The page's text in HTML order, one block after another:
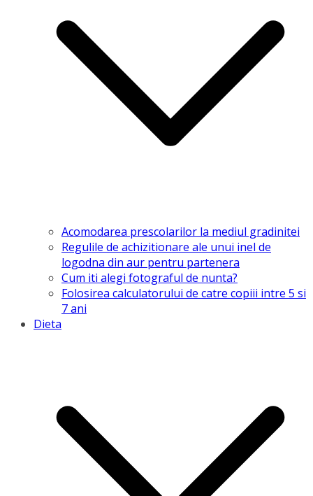
Acomodarea prescolarilor la mediul gradinitei
Regulile de achizitionare ale unui inel de
logodna din aur pentru partenera
Cum iti alegi fotograful de nunta?
Folosirea calculatorului de catre copiii intre 5 si
7 ani
Dieta